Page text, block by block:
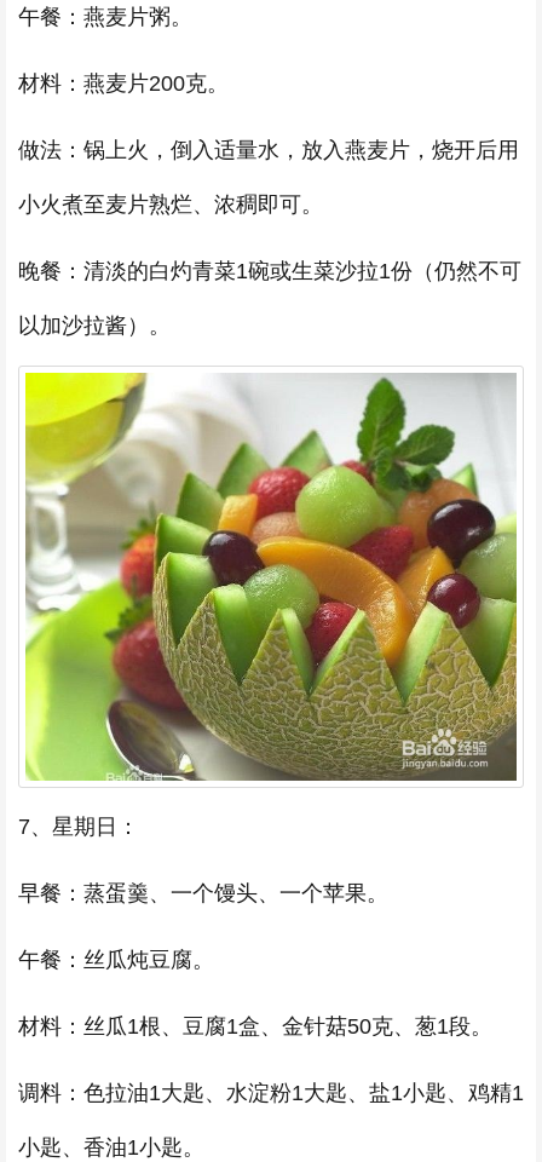
午餐：燕麦片粥。
材料：燕麦片200克。
做法：锅上火，倒入适量水，放入燕麦片，烧开后用
小火煮至麦片熟烂、浓稠即可。
晚餐：清淡的白灼青菜1碗或生菜沙拉1份（仍然不可
以加沙拉酱）。
7、星期日：
早餐：蒸蛋羹、一个馒头、一个苹果。
午餐：丝瓜炖豆腐。
材料：丝瓜1根、豆腐1盒、金针菇50克、葱1段。
调料：色拉油1大匙、水淀粉1大匙、盐1小匙、鸡精1
小匙、香油1小匙。